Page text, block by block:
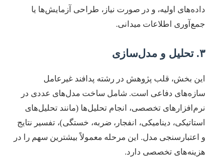
داده‌های اولیه، و در صورت نیاز، طراحی آزمایش‌ها یا
جمع‌آوری اطلاعات میدانی.
۳. تحلیل و مدل‌سازی
این بخش، قلب پژوهش در رشته پدافند غیرعامل
سازه‌های دفاعی است. شامل ساخت مدل‌های عددی در
نرم‌افزارهای تخصصی، انجام تحلیل‌ها (مانند تحلیل‌های
استاتیکی، دینامیکی، انفجار، ضربه، خستگی)، تفسیر نتایج
و اعتبارسنجی مدل. این مرحله معمولاً بیشترین سهم را در
هزینه‌های تخصصی دارد.